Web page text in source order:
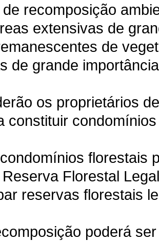
recomposição
extensivas de
de
de grande
os proprietários
constituir
florestais
Florestal
reservas florestais
poderá